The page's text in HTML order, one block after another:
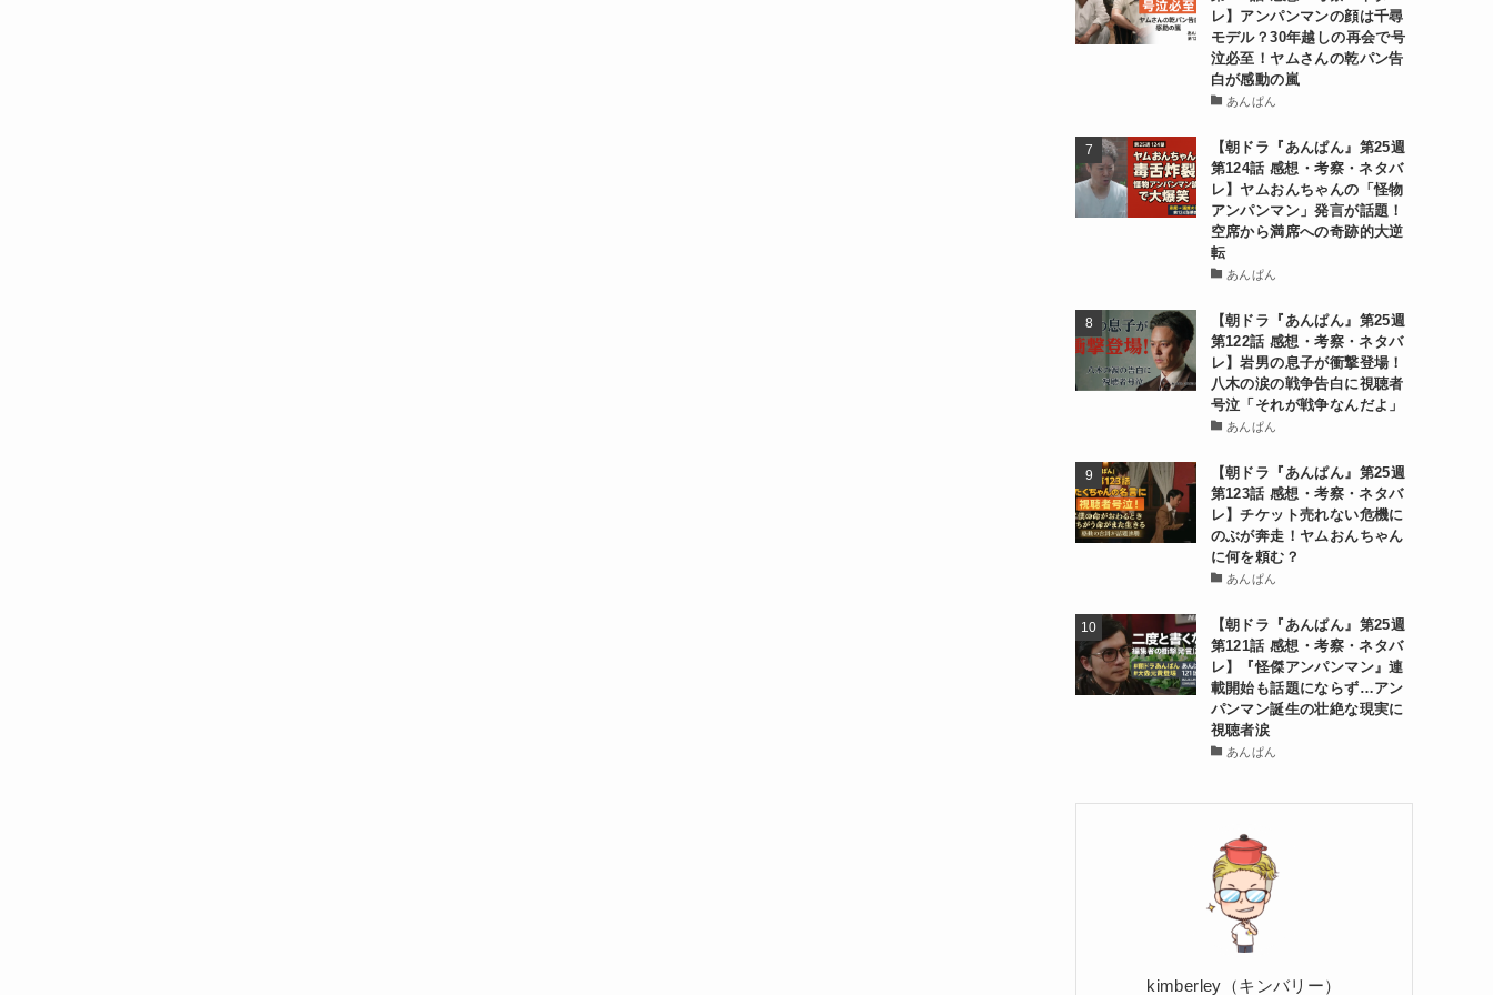
レ】アンパンマンの顔は千尋
モデル？30年越しの再会で号
泣必至！ヤムさんの乾パン告
白が感動の嵐
あんぱん
【朝ドラ『あんぱん』第25週
第124話 感想・考察・ネタバ
レ】ヤムおんちゃんの「怪物
アンパンマン」発言が話題！
空席から満席への奇跡的大逆
転
あんぱん
【朝ドラ『あんぱん』第25週
第122話 感想・考察・ネタバ
レ】岩男の息子が衝撃登場！
八木の涙の戦争告白に視聴者
号泣「それが戦争なんだよ」
あんぱん
【朝ドラ『あんぱん』第25週
第123話 感想・考察・ネタバ
レ】チケット売れない危機に
のぶが奔走！ヤムおんちゃん
に何を頼む？
あんぱん
【朝ドラ『あんぱん』第25週
第121話 感想・考察・ネタバ
レ】『怪傑アンパンマン』連
載開始も話題にならず…アン
パンマン誕生の壮絶な現実に
視聴者涙
あんぱん
kimberley（キンバリー）